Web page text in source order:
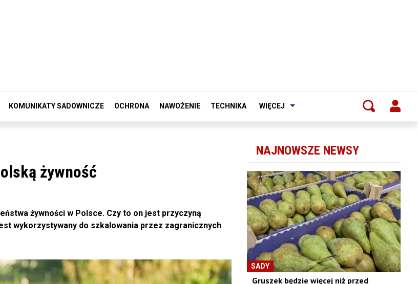
KOMUNIKATY SADOWNICZE OCHRONA NAWOŻENIE TECHNIKA WIĘCEJ
żywność
żywności w Polsce. Czy to on jest przyczyną
wykorzystywany do szkalowania przez zagranicznych
NAJNOWSZE NEWSY
SADY
Gruszek będzie więcej niż przed